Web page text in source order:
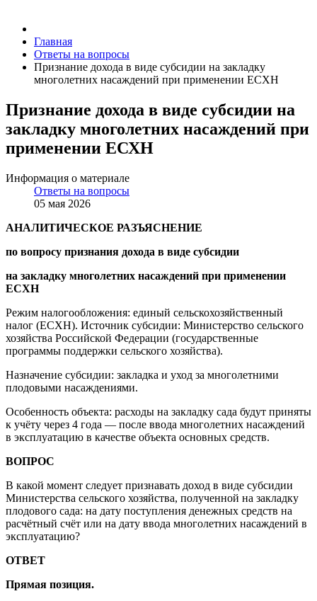
Главная
Ответы на вопросы
Признание дохода в виде субсидии на закладку
многолетних насаждений при применении ЕСХН
Признание дохода в виде субсидии на
закладку многолетних насаждений при
применении ЕСХН
Информация о материале
Ответы на вопросы
05 мая 2026
АНАЛИТИЧЕСКОЕ РАЗЪЯСНЕНИЕ
по вопросу признания дохода в виде субсидии
на закладку многолетних насаждений при применении
ЕСХН
Режим налогообложения: единый сельскохозяйственный
налог (ЕСХН). Источник субсидии: Министерство сельского
хозяйства Российской Федерации (государственные
программы поддержки сельского хозяйства).
Назначение субсидии: закладка и уход за многолетними
плодовыми насаждениями.
Особенность объекта: расходы на закладку сада будут приняты
к учёту через 4 года — после ввода многолетних насаждений
в эксплуатацию в качестве объекта основных средств.
ВОПРОС
В какой момент следует признавать доход в виде субсидии
Министерства сельского хозяйства, полученной на закладку
плодового сада: на дату поступления денежных средств на
расчётный счёт или на дату ввода многолетних насаждений в
эксплуатацию?
ОТВЕТ
Прямая позиция.